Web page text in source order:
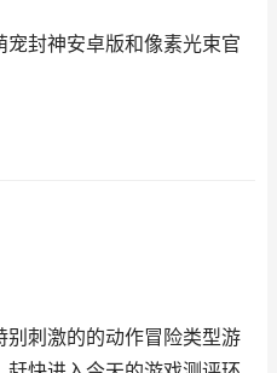
封神安卓版和像素光束官
刺激的的动作冒险类型游